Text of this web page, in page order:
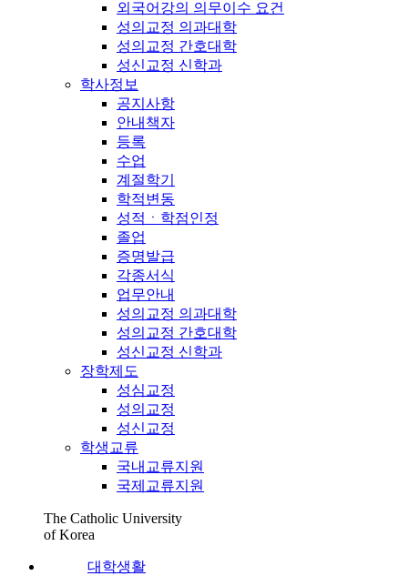
외국어강의 의무이수 요건
성의교정 의과대학
성의교정 간호대학
성신교정 신학과
학사정보
공지사항
안내책자
등록
수업
계절학기
학적변동
성적ㆍ학점인정
졸업
증명발급
각종서식
업무안내
성의교정 의과대학
성의교정 간호대학
성신교정 신학과
장학제도
성심교정
성의교정
성신교정
학생교류
국내교류지원
국제교류지원
The Catholic University
of Korea
대학생활